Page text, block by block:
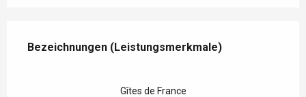
Bezeichnungen (Leistungsmerkmale)
Bezeichnungen (Leistungsmerkmale)
Gîtes de France